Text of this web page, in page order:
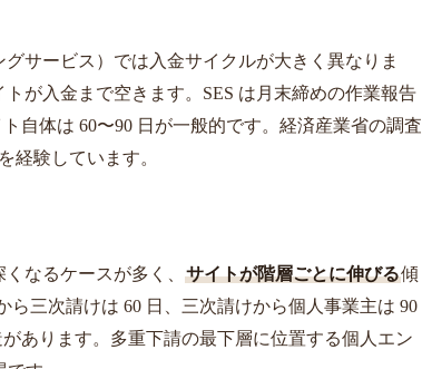
サービス）では入金サイクルが大きく異なりま
が入金まで空きます。SES は月末締めの作業報告
自体は 60〜90 日が一般的です。経済産業省の調査
経験しています。
なるケースが多く、 サイトが階層ごとに伸びる傾
三次請けは 60 日、三次請けから個人事業主は 90
あります。多重下請の最下層に位置する個人エン